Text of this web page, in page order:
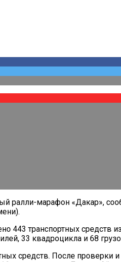
ралли-марафон «Дакар»,
443 транспортных средств
33 квадроцикла и 68
средств. После